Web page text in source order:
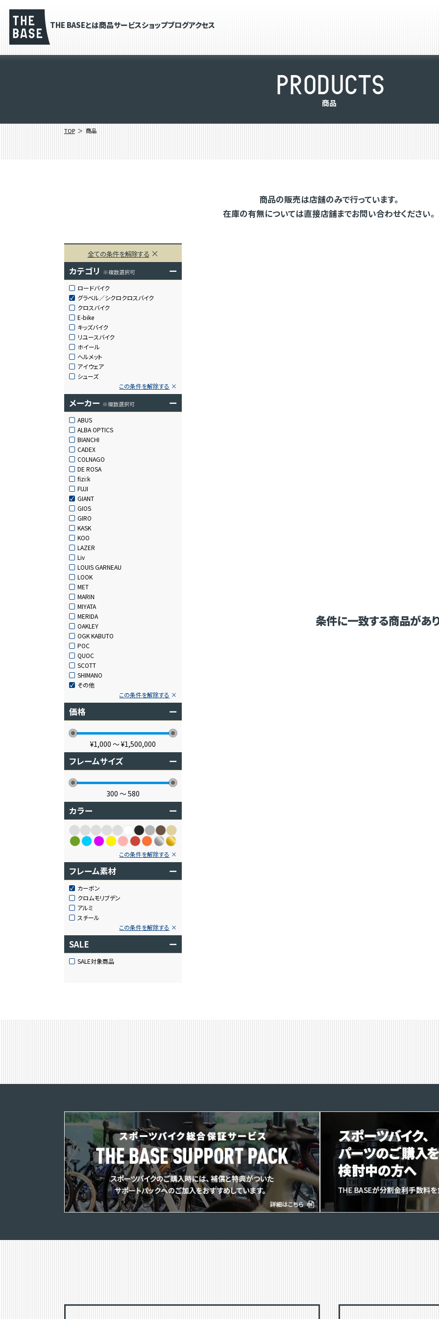
THE BASEとは商品サービスショップブログアクセス
PRODUCTS
商品
TOP 商品
商品の販売は店舗のみで行っています。
在庫の有無については直接店舗までお問い合わせください。
全ての条件を解除する
カテゴリ ※複数選択可 ー
ロードバイク
グラベル／シクロクロスバイク
クロスバイク
E-bike
キッズバイク
リユースバイク
ホイール
ヘルメット
アイウェア
シューズ
この条件を解除する
メーカー ※複数選択可 ー
ABUS
ALBA OPTICS
BIANCHI
CADEX
COLNAGO
DE ROSA
fizi:k
FUJI
GIANT
GIOS
GIRO
KASK
KOO
LAZER
Liv
LOUIS GARNEAU
LOOK
MET
MARIN
MIYATA
MERIDA
OAKLEY
OGK KABUTO
POC
QUOC
SCOTT
SHIMANO
その他
この条件を解除する
価格 ー
¥1,000 〜¥1,500,000
フレームサイズ ー
300 〜580
カラー ー
この条件を解除する
フレーム素材 ー
カーボン
クロムモリブデン
アルミ
スチール
この条件を解除する
SALE ー
SALE対象商品
条件に一致する商品があ